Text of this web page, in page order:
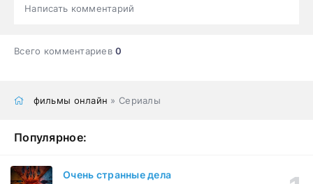
Написать комментарий
Всего комментариев0
фильмы онлайн » Сериалы
Популярное:
Очень странные дела